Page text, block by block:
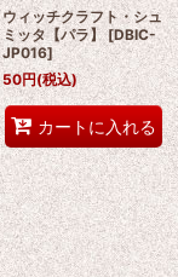
ウィッチクラフト・シュ
ミッタ【パラ】 [DBIC-
JP016]
50円(税込)
カートに入れる